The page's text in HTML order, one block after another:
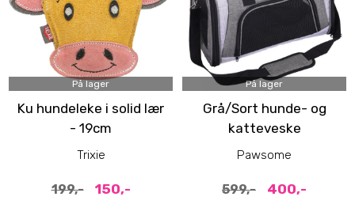
På lager
Ku hundeleke i solid lær
- 19cm
Trixie
199,- 150,-
På lager
Grå/Sort hunde- og
katteveske
Pawsome
599,- 400,-